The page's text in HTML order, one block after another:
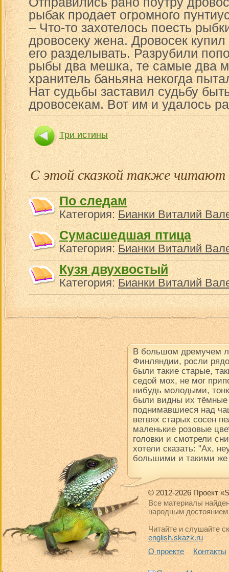
рыбак продает огромного
– Что-то захотелось поесть
дровосеку жена. Дровосек
его разделывать. Разрубили
рыбы два мешка, те самые два
хранитель баньяна некогда
Нат судьбы заставил судьбу
дровосекам. Вот им и удалось
Три истины
С этой сказкой также читают
По следам
Категория:Бианки Виталий
Сумасшедшая птица
Категория:Бианки Виталий
Кузя двухвостый
Категория:Бианки Виталий
В большом дремучем
Финляндии, росли
были такие старые,
седой мох, не мог
нибудь молодыми,
были видны их
поднимавшиеся над
ветвях старых сосен
маленькие розовые
головки и смотрели
хотели сказать: "Ах,
большими и такими
© 2012-2026 Проект
Все материалы
народным достоянием
Читайте и слушайте
english.skazk.ru
О проекте
Контакты